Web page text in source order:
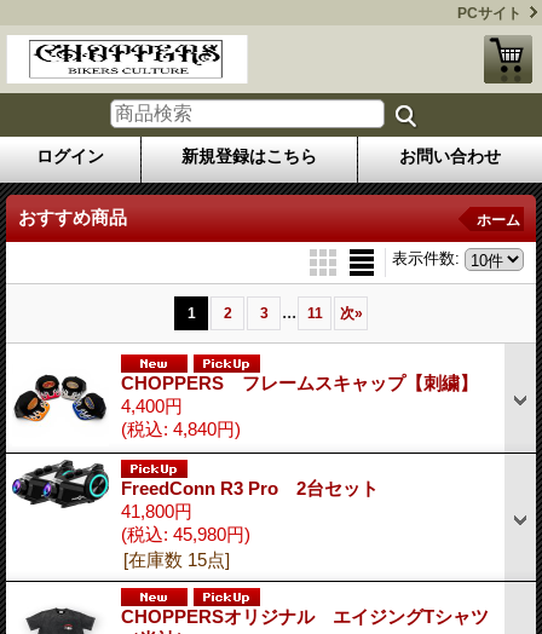
PCサイト
ログイン 新規登録はこちら お問い合わせ
おすすめ商品 ホーム
表示件数:
1 2 3 ... 11 次»
CHOPPERS フレームスキャップ【刺繍】
4,400円
(税込: 4,840円)
FreedConn R3 Pro 2台セット
41,800円
(税込: 45,980円)
[在庫数 15点]
CHOPPERSオリジナル エイジングTシャツ